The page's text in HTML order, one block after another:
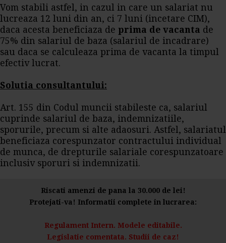
Vom stabili astfel, in cazul in care un salariat nu
lucreaza 12 luni din an, ci 7 luni (incetare CIM),
daca acesta beneficiaza de prima de vacanta de
75% din salariul de baza (salariul de incadrare)
sau daca se calculeaza prima de vacanta la timpul
efectiv lucrat.
Solutia consultantului:
Art. 155 din Codul muncii stabileste ca, salariul
cuprinde salariul de baza, indemnizatiile,
sporurile, precum si alte adaosuri. Astfel, salariatul
beneficiaza corespunzator contractului individual
de munca, de drepturile salariale corespunzatoare
inclusiv sporuri si indemnizatii.
Riscati amenzi de pana la 30.000 de lei!
Protejati-va! Informatii complete in lucrarea:
Regulament Intern. Modele editabile.
Legislatie comentata. Studii de caz!